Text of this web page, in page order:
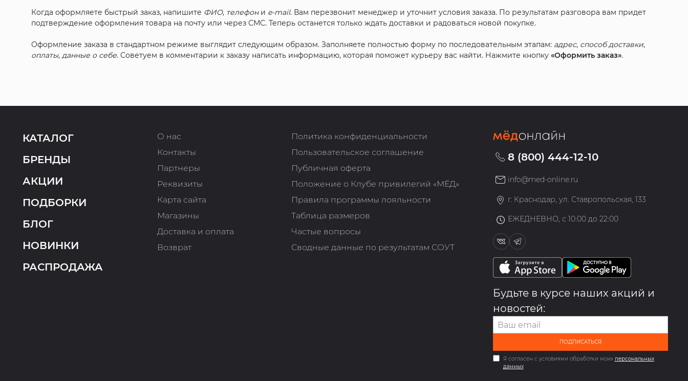
Когда оформляете быстрый заказ, напишите ФИО, телефони e-mail. Вам перезвонит менеджер и уточнит условия заказа. По результатам разговора вам придет
подтверждение оформления товара на почту или через СМС. Теперь останется только ждать доставки и радоваться новой покупке.
Оформление заказа в стандартном режиме выглядит следующим образом. Заполняете полностью форму по последовательным этапам: адрес, способ доставки,
оплаты,данные о себе. Советуем в комментарии к заказу написать информацию, которая поможет курьеру вас найти. Нажмите кнопку«Оформить заказ».
КАТАЛОГ
БРЕНДЫ
АКЦИИ
ПОДБОРКИ
БЛОГ
НОВИНКИ
РАСПРОДАЖА
О нас
Контакты
Партнеры
Реквизиты
Карта сайта
Магазины
Доставка и оплата
Возврат
Политика конфиденциальности
Пользовательское соглашение
Публичная оферта
Положение о Клубе привилегий «МЁД»
Правила программы лояльности
Таблица размеров
Частые вопросы
Сводные данные по результатам СОУТ
8 (800) 444-12-10
info@med-online.ru
г. Краснодар, ул. Ставропольская, 133
ЕЖЕДНЕВНО, с 10:00 до 22:00
Будьте в курсе наших акций и
новостей:
ПОДПИСАТЬСЯ
Я согласен с условиями обработки моих персональных
данных